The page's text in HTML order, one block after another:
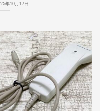
年10月17日